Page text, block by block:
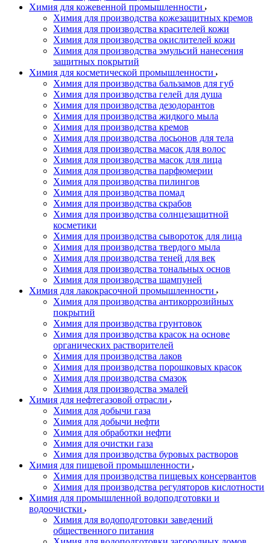
Химия для кожевенной промышленности
Химия для производства кожезащитных кремов
Химия для производства красителей кожи
Химия для производства окислителей кожи
Химия для производства эмульсий нанесения
защитных покрытий
Химия для косметической промышленности
Химия для производства бальзамов для губ
Химия для производства гелей для душа
Химия для производства дезодорантов
Химия для производства жидкого мыла
Химия для производства кремов
Химия для производства лосьонов для тела
Химия для производства масок для волос
Химия для производства масок для лица
Химия для производства парфюмерии
Химия для производства пилингов
Химия для производства помад
Химия для производства скрабов
Химия для производства солнцезащитной
косметики
Химия для производства сывороток для лица
Химия для производства твердого мыла
Химия для производства теней для век
Химия для производства тональных основ
Химия для производства шампуней
Химия для лакокрасочной промышленности
Химия для производства антикоррозийных
покрытий
Химия для производства грунтовок
Химия для производства красок на основе
органических растворителей
Химия для производства лаков
Химия для производства порошковых красок
Химия для производства смазок
Химия для производства эмалей
Химия для нефтегазовой отрасли
Химия для добычи газа
Химия для добычи нефти
Химия для обработки нефти
Химия для очистки газа
Химия для производства буровых растворов
Химия для пищевой промышленности
Химия для производства пищевых консервантов
Химия для производства регуляторов кислотности
Химия для промышленной водоподготовки и
водоочистки
Химия для водоподготовки заведений
общественного питания